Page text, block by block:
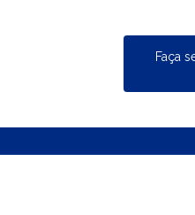
Faça